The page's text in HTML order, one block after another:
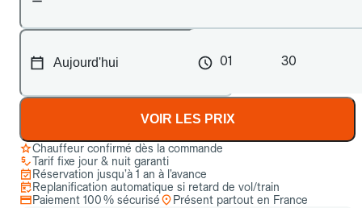
01 30
VOIR LES PRIX
Chauffeur confirmé dès la commande
Tarif fixe jour & nuit garanti
Réservation jusqu’à 1 an à l’avance
Replanification automatique si retard de vol/train
Paiement 100 % sécurisé
Présent partout en France